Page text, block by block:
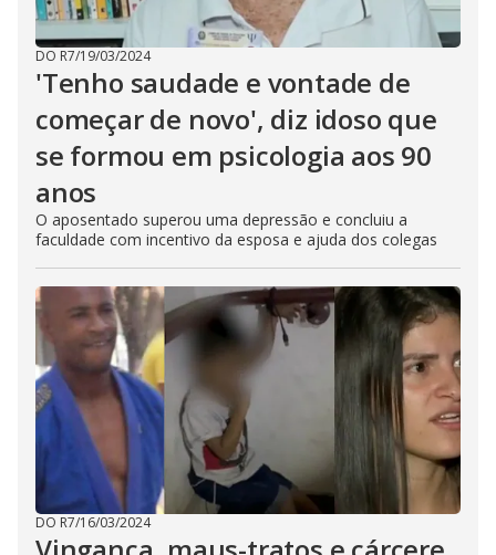
DO R7/19/03/2024
'Tenho saudade e vontade de
começar de novo', diz idoso que
se formou em psicologia aos 90
anos
O aposentado superou uma depressão e concluiu a
faculdade com incentivo da esposa e ajuda dos colegas
DO R7/16/03/2024